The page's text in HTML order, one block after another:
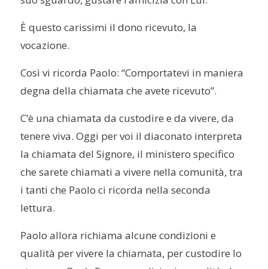
È questo carissimi il dono ricevuto, la
vocazione.
Così vi ricorda Paolo: “Comportatevi in maniera
degna della chiamata che avete ricevuto”.
C’è una chiamata da custodire e da vivere, da
tenere viva. Oggi per voi il diaconato interpreta
la chiamata del Signore, il ministero specifico
che sarete chiamati a vivere nella comunità, tra
i tanti che Paolo ci ricorda nella seconda
lettura.
Paolo allora richiama alcune condizioni e
qualità per vivere la chiamata, per custodire lo